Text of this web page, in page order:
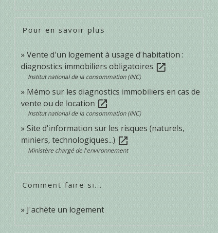
Pour en savoir plus
Vente d'un logement à usage d'habitation :
diagnostics immobiliers obligatoires open_in_new
Institut national de la consommation (INC)
Mémo sur les diagnostics immobiliers en cas de
vente ou de location open_in_new
Institut national de la consommation (INC)
Site d'information sur les risques (naturels,
miniers, technologiques...) open_in_new
Ministère chargé de l'environnement
Comment faire si...
J'achète un logement